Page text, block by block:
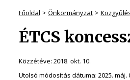
Főoldal Önkormányzat
ÉTCS
Közzétéve: 2018. okt. 10.
Utolsó módosítás dátuma: 2025. máj.